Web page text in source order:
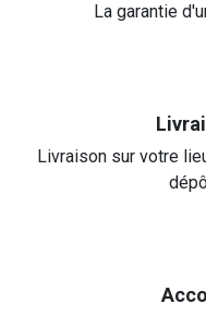
La garantie
Livraison sur votre